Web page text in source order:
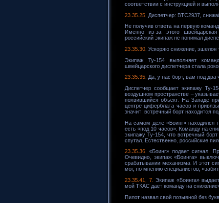
соответствии с инструкцией и
23.35.25. Диспетчер: BTC2937,
Не получив ответа на первую
Именно из-за этого
российский экипаж не понимал
23.35.30. Ускоряю снижение, эшелон
Экипаж Ту-154 выполняет
швейцарского диспетчера стала
23.35.35. Да, у нас борт, вам под два
Диспетчер сообщает экипажу Ту-
воздушном пространстве –
появившийся объект. На Западе
центре циферблата часов и
значит: встречный борт находится
На самом деле «Боинг» находился
есть «под 10 часов». Команду на
экипажу Ту-154, что встречный
спутал. Естественно, российские
23.35.36.«Боинг» подает сигнал.
Очевидно, экипаж «Боинга»
срабатывании механизма. И этот
мог, по мнению специалистов,
23.35.41, 7. Экипаж «Боинга»
мой ТКАС дает команду на
Пилот назвал свой позывной без